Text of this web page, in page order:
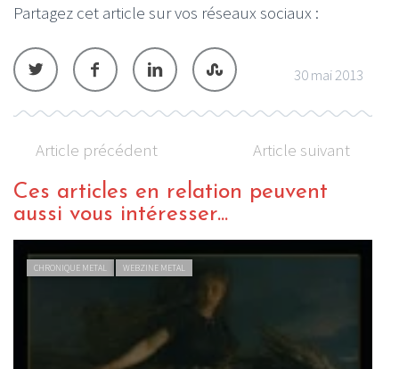
Partagez cet article sur vos réseaux sociaux :
30 mai 2013
Article précédent Article suivant
Ces articles en relation peuvent
aussi vous intéresser...
CHRONIQUE METAL WEBZINE METAL